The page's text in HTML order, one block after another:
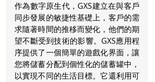
作為數字原生代，GXS建立在與客戶
同步發展的敏捷性基礎上，客戶的需
求隨著時間的推移而變化，他們的期
望不斷受到技術的影響。GXS應用程
序提供了一個簡單的遊戲化界面，讓
您將儲蓄分配到個性化的儲蓄罐中，
以實現不同的生活目標。它還利用可